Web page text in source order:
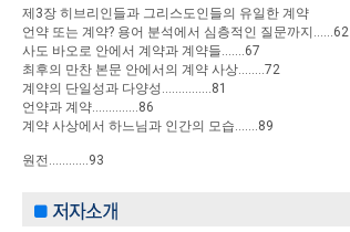
제3장 히브리인들과 그리스도인들의 유일한 계약
언약 또는 계약? 용어 분석에서 심층적인 질문까지......62
사도 바오로 안에서 계약과 계약들.......67
최후의 만찬 본문 안에서의 계약 사상........72
계약의 단일성과 다양성...............81
언약과 계약..............86
계약 사상에서 하느님과 인간의 모습.......89
원전............93